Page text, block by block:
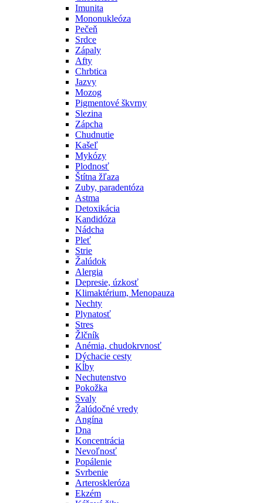
Imunita
Mononukleóza
Pečeň
Srdce
Zápaly
Afty
Chrbtica
Jazvy
Mozog
Pigmentové škvrny
Slezina
Zápcha
Chudnutie
Kašeľ
Mykózy
Plodnosť
Štítna žľaza
Zuby, paradentóza
Astma
Detoxikácia
Kandidóza
Nádcha
Pleť
Strie
Žalúdok
Alergia
Depresie, úzkosť
Klimaktérium, Menopauza
Nechty
Plynatosť
Stres
Žlčník
Anémia, chudokrvnosť
Dýchacie cesty
Kĺby
Nechutenstvo
Pokožka
Svaly
Žalúdočné vredy
Angína
Dna
Koncentrácia
Nevoľnosť
Popálenie
Svrbenie
Arteroskleróza
Ekzém